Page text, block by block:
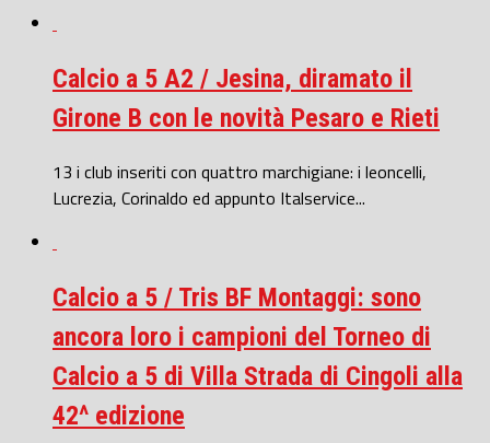
Calcio a 5 A2 / Jesina, diramato il
Girone B con le novità Pesaro e Rieti
13 i club inseriti con quattro marchigiane: i leoncelli,
Lucrezia, Corinaldo ed appunto Italservice...
Calcio a 5 / Tris BF Montaggi: sono
ancora loro i campioni del Torneo di
Calcio a 5 di Villa Strada di Cingoli alla
42^ edizione